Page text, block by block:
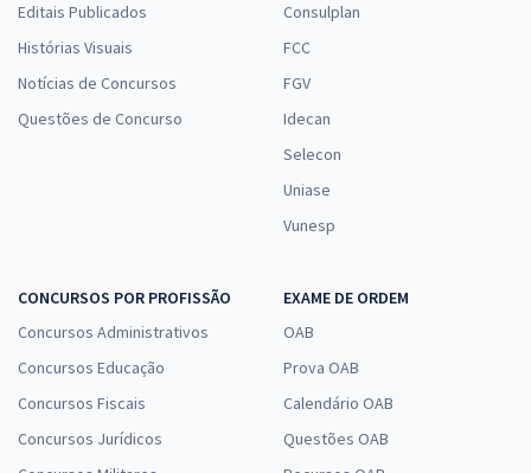
Editais Publicados
Histórias Visuais
Notícias de Concursos
Questões de Concurso
Consulplan
FCC
FGV
Idecan
Selecon
Uniase
Vunesp
CONCURSOS POR PROFISSÃO
Concursos Administrativos
Concursos Educação
Concursos Fiscais
Concursos Jurídicos
EXAME DE ORDEM
OAB
Prova OAB
Calendário OAB
Questões OAB